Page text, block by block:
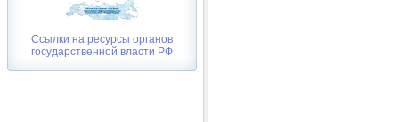
Ссылки на ресурсы органов
государственной власти РФ